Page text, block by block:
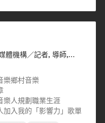
經紀人, 廠牌, 經紀人, 媒體機構／記者, 導師, 歌單音樂博主
樂鄉村音樂
樂人規劃職業生涯
加入我的「影響力」歌單